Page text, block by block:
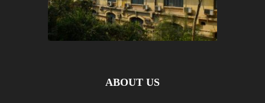
ABOUT US